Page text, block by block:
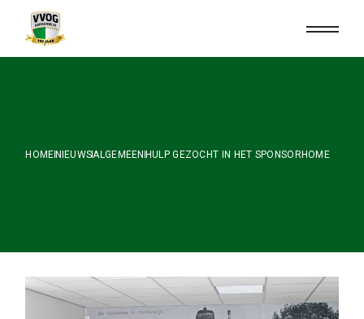
content
HOME NIEUWSALGEMEEN HULP GEZOCHT IN HET SPONSORHOME